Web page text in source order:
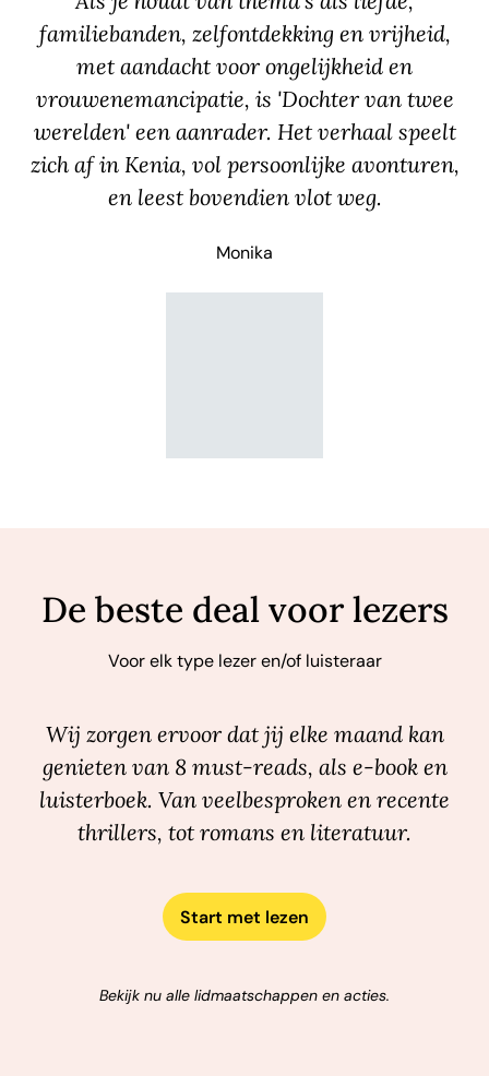
familiebanden, zelfontdekking en vrijheid,
met aandacht voor ongelijkheid en
vrouwenemancipatie, is 'Dochter van twee
werelden' een aanrader. Het verhaal speelt
zich af in Kenia, vol persoonlijke avonturen,
en leest bovendien vlot weg.
Monika
De beste deal voor lezers
Voor elk type lezer en/of luisteraar
Wij zorgen ervoor dat jij elke maand kan
genieten van 8 must-reads, als e-book en
luisterboek. Van veelbesproken en recente
thrillers, tot romans en literatuur.
Start met lezen
Bekijk nu alle lidmaatschappen en acties.